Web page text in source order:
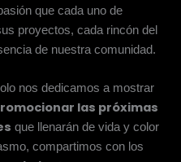
que cada uno de
proyectos, cada rincón del
de nuestra comunidad.
nos dedicamos a mostrar
las próximas
que llenarán de vida y color
compartimos con los